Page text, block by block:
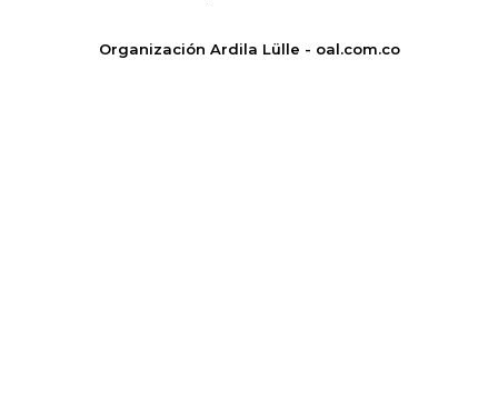
Organización Ardila Lülle - oal.com.co